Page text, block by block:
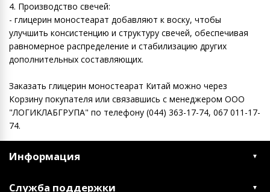
4. Производство свечей:
- глицерин моностеарат добавляют к воску, чтобы
улучшить консистенцию и структуру свечей, обеспечивая
равномерное распределение и стабилизацию других
дополнительных составляющих.
Заказать глицерин моностеарат Китай можно через
Корзину покупателя или связавшись с менеджером ООО
"ЛОГИКЛАБГРУПА" по телефону (044) 363-17-74, 067 011-17-
74.
Информация
Служба поддержки